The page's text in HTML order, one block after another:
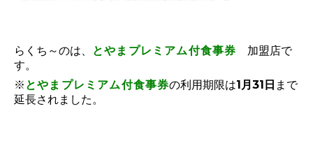
らくち～のは、 とやまプレミアム付食事券 加盟店で
す。
※ とやまプレミアム付食事券の利用期限は1月31日 まで
延長されました。